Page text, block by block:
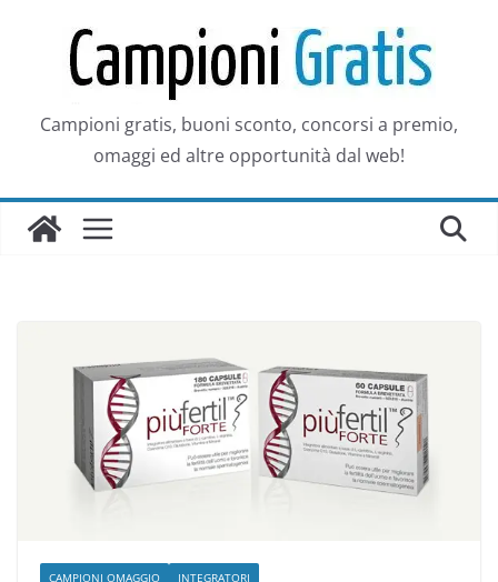
contenuto
Campioni gratis, buoni sconto, concorsi a premio,
omaggi ed altre opportunità dal web!
CAMPIONI OMAGGIO INTEGRATORI